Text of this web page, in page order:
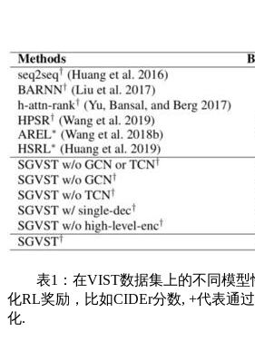
表1：在VIST数据集上的不同模型
化RL奖励，比如CIDEr分数, +代表通
化.